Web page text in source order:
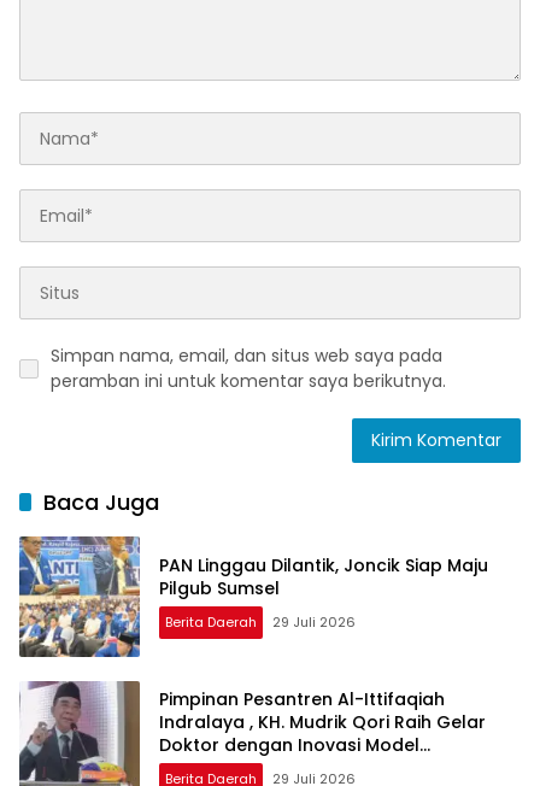
Simpan nama, email, dan situs web saya pada
peramban ini untuk komentar saya berikutnya.
Baca Juga
PAN Linggau Dilantik, Joncik Siap Maju
Pilgub Sumsel
Berita Daerah 29 Juli 2026
Pimpinan Pesantren Al-Ittifaqiah
Indralaya , KH. Mudrik Qori Raih Gelar
Doktor dengan Inovasi Model
Pembelajaran Nagham Al-Qur’an di UMM
Berita Daerah 29 Juli 2026